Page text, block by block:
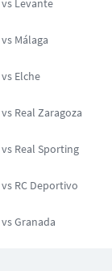
vs Levante
vs Málaga
vs Elche
vs Real Zaragoza
vs Real Sporting
vs RC Deportivo
vs Granada